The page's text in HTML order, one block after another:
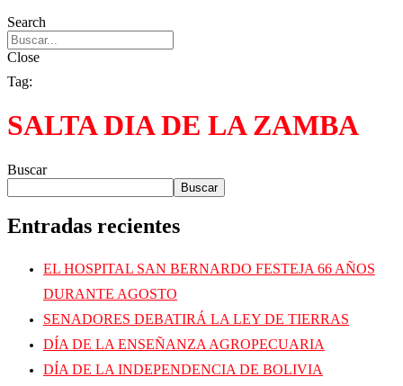
Search
Close
Tag:
SALTA DIA DE LA ZAMBA
Buscar
Buscar
Entradas recientes
EL HOSPITAL SAN BERNARDO FESTEJA 66 AÑOS
DURANTE AGOSTO
SENADORES DEBATIRÁ LA LEY DE TIERRAS
DÍA DE LA ENSEÑANZA AGROPECUARIA
DÍA DE LA INDEPENDENCIA DE BOLIVIA